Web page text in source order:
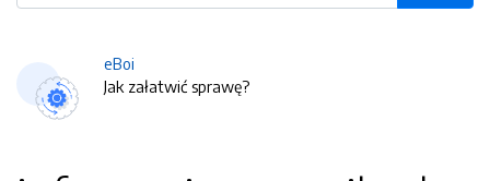
eBoi
Jak załatwić sprawę?